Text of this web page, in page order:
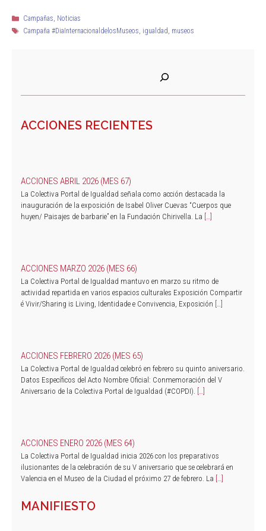
Campañas, Noticias
Campaña #DiaInternacionaldelosMuseos, igualdad, museos
ACCIONES RECIENTES
ACCIONES ABRIL 2026 (MES 67)
La Colectiva Portal de Igualdad señala como acción destacada la
inauguración de la exposición de Isabel Oliver Cuevas “Cuerpos que
huyen/ Paisajes de barbarie” en la Fundación Chirivella. La […]
ACCIONES MARZO 2026 (MES 66)
La Colectiva Portal de Igualdad mantuvo en marzo su ritmo de
actividad repartida en varios espacios culturales Exposición Compartir
é Vivir/Sharing is Living, Identidade e Convivencia, Exposición […]
ACCIONES FEBRERO 2026 (MES 65)
La Colectiva Portal de Igualdad celebró en febrero su quinto aniversario.
Datos Específicos del Acto Nombre Oficial: Conmemoración del V
Aniversario de la Colectiva Portal de Igualdad (#COPDI). […]
ACCIONES ENERO 2026 (MES 64)
La Colectiva Portal de Igualdad inicia 2026 con los preparativos
ilusionantes de la celebración de su V aniversario que se celebrará en
Valencia en el Museo de la Ciudad el próximo 27 de febrero. La […]
MANIFIESTO